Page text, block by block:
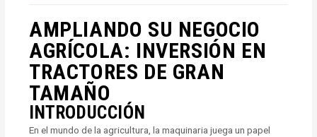
AMPLIANDO SU NEGOCIO
AGRÍCOLA: INVERSIÓN EN
TRACTORES DE GRAN
TAMAÑO
INTRODUCCIÓN
En el mundo de la agricultura, la maquinaria juega un papel